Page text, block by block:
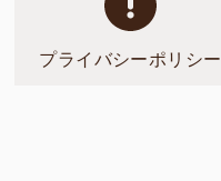
プライバシーポリシー